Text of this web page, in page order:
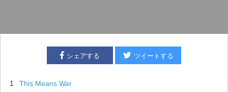
シェアする ツイートする
1 This Means War